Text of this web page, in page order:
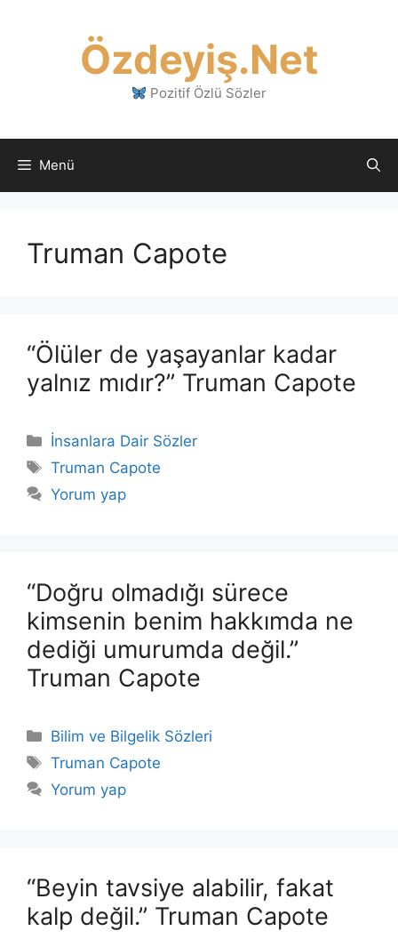
Özdeyiş.Net
Pozitif Özlü Sözler
Menü
Truman Capote
“Ölüler de yaşayanlar kadar
yalnız mıdır?” Truman Capote
Kategoriler
İnsanlara Dair Sözler
Etiketler
Truman Capote
Yorum yap
“Doğru olmadığı sürece
kimsenin benim hakkımda ne
dediği umurumda değil.”
Truman Capote
Kategoriler
Bilim ve Bilgelik Sözleri
Etiketler
Truman Capote
Yorum yap
“Beyin tavsiye alabilir, fakat
kalp değil.” Truman Capote